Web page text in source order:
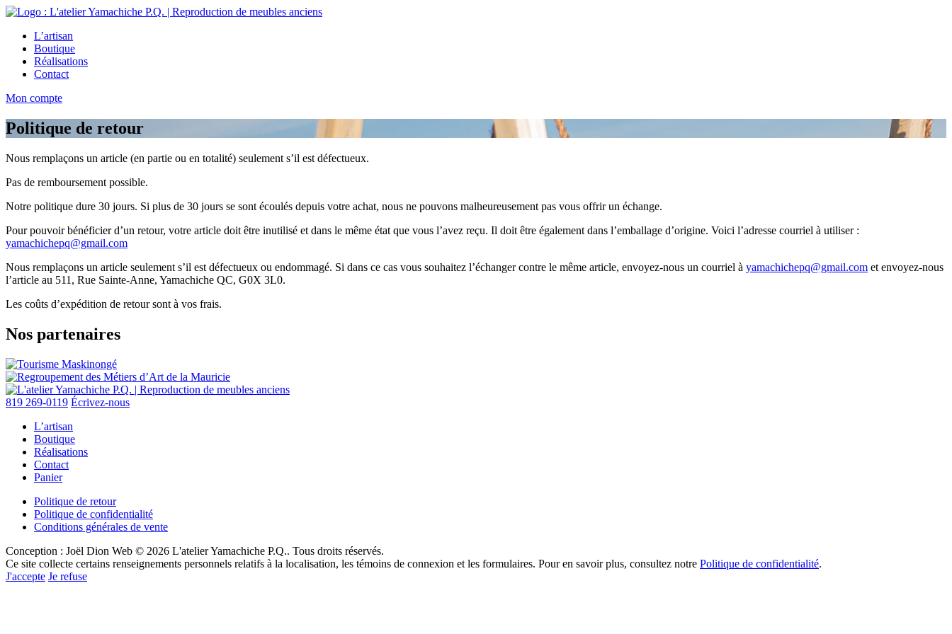
L’artisan
Boutique
Réalisations
Contact
Mon compte
Politique de retour
Nous remplaçons un article (en partie ou en totalité) seulement s’il est défectueux.
Pas de remboursement possible.
Notre politique dure 30 jours. Si plus de 30 jours se sont écoulés depuis votre achat, nous ne pouvons malheureusement pas vous offrir un échange.
Pour pouvoir bénéficier d’un retour, votre article doit être inutilisé et dans le même état que vous l’avez reçu. Il doit être également dans l’emballage d’origine. Voici l’adresse courriel à utiliser :
yamachichepq@gmail.com
Nous remplaçons un article seulement s’il est défectueux ou endommagé. Si dans ce cas vous souhaitez l’échanger contre le même article, envoyez-nous un courriel à yamachichepq@gmail.com et envoyez-nous
l’article au 511, Rue Sainte-Anne, Yamachiche QC, G0X 3L0.
Les coûts d’expédition de retour sont à vos frais.
Nos partenaires
819 269-0119 Écrivez-nous
L’artisan
Boutique
Réalisations
Contact
Panier
Politique de retour
Politique de confidentialité
Conditions générales de vente
Conception : Joël Dion Web © 2026 L'atelier Yamachiche P.Q.. Tous droits réservés.
Ce site collecte certains renseignements personnels relatifs à la localisation, les témoins de connexion et les formulaires. Pour en savoir plus, consultez notre Politique de confidentialité.
J'accepte Je refuse